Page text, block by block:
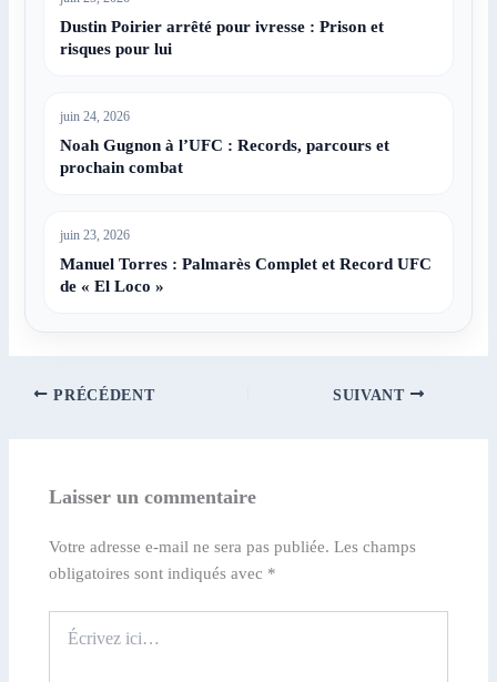
Dustin Poirier arrêté pour ivresse : Prison et
risques pour lui
juin 24, 2026
Noah Gugnon à l’UFC : Records, parcours et
prochain combat
juin 23, 2026
Manuel Torres : Palmarès Complet et Record UFC
de « El Loco »
PRÉCÉDENT SUIVANT
Laisser un commentaire
Votre adresse e-mail ne sera pas publiée. Les champs
obligatoires sont indiqués avec *
ici…